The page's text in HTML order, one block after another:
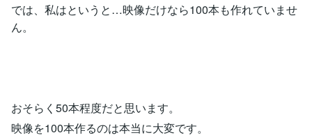
では、私はというと…映像だけなら100本も作れていませ
ん。
おそらく50本程度だと思います。
映像を100本作るのは本当に大変です。